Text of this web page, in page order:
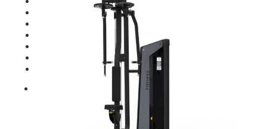
Setup Phòng Gym
Tuyển Cộng Tác Viên